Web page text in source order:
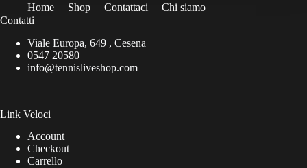
Home Shop Contattaci
Chi siamo
Contatti
Viale Europa, 649 , Cesena
0547 20580
info@tennisliveshop.com
Link Veloci
Account
Checkout
Carrello